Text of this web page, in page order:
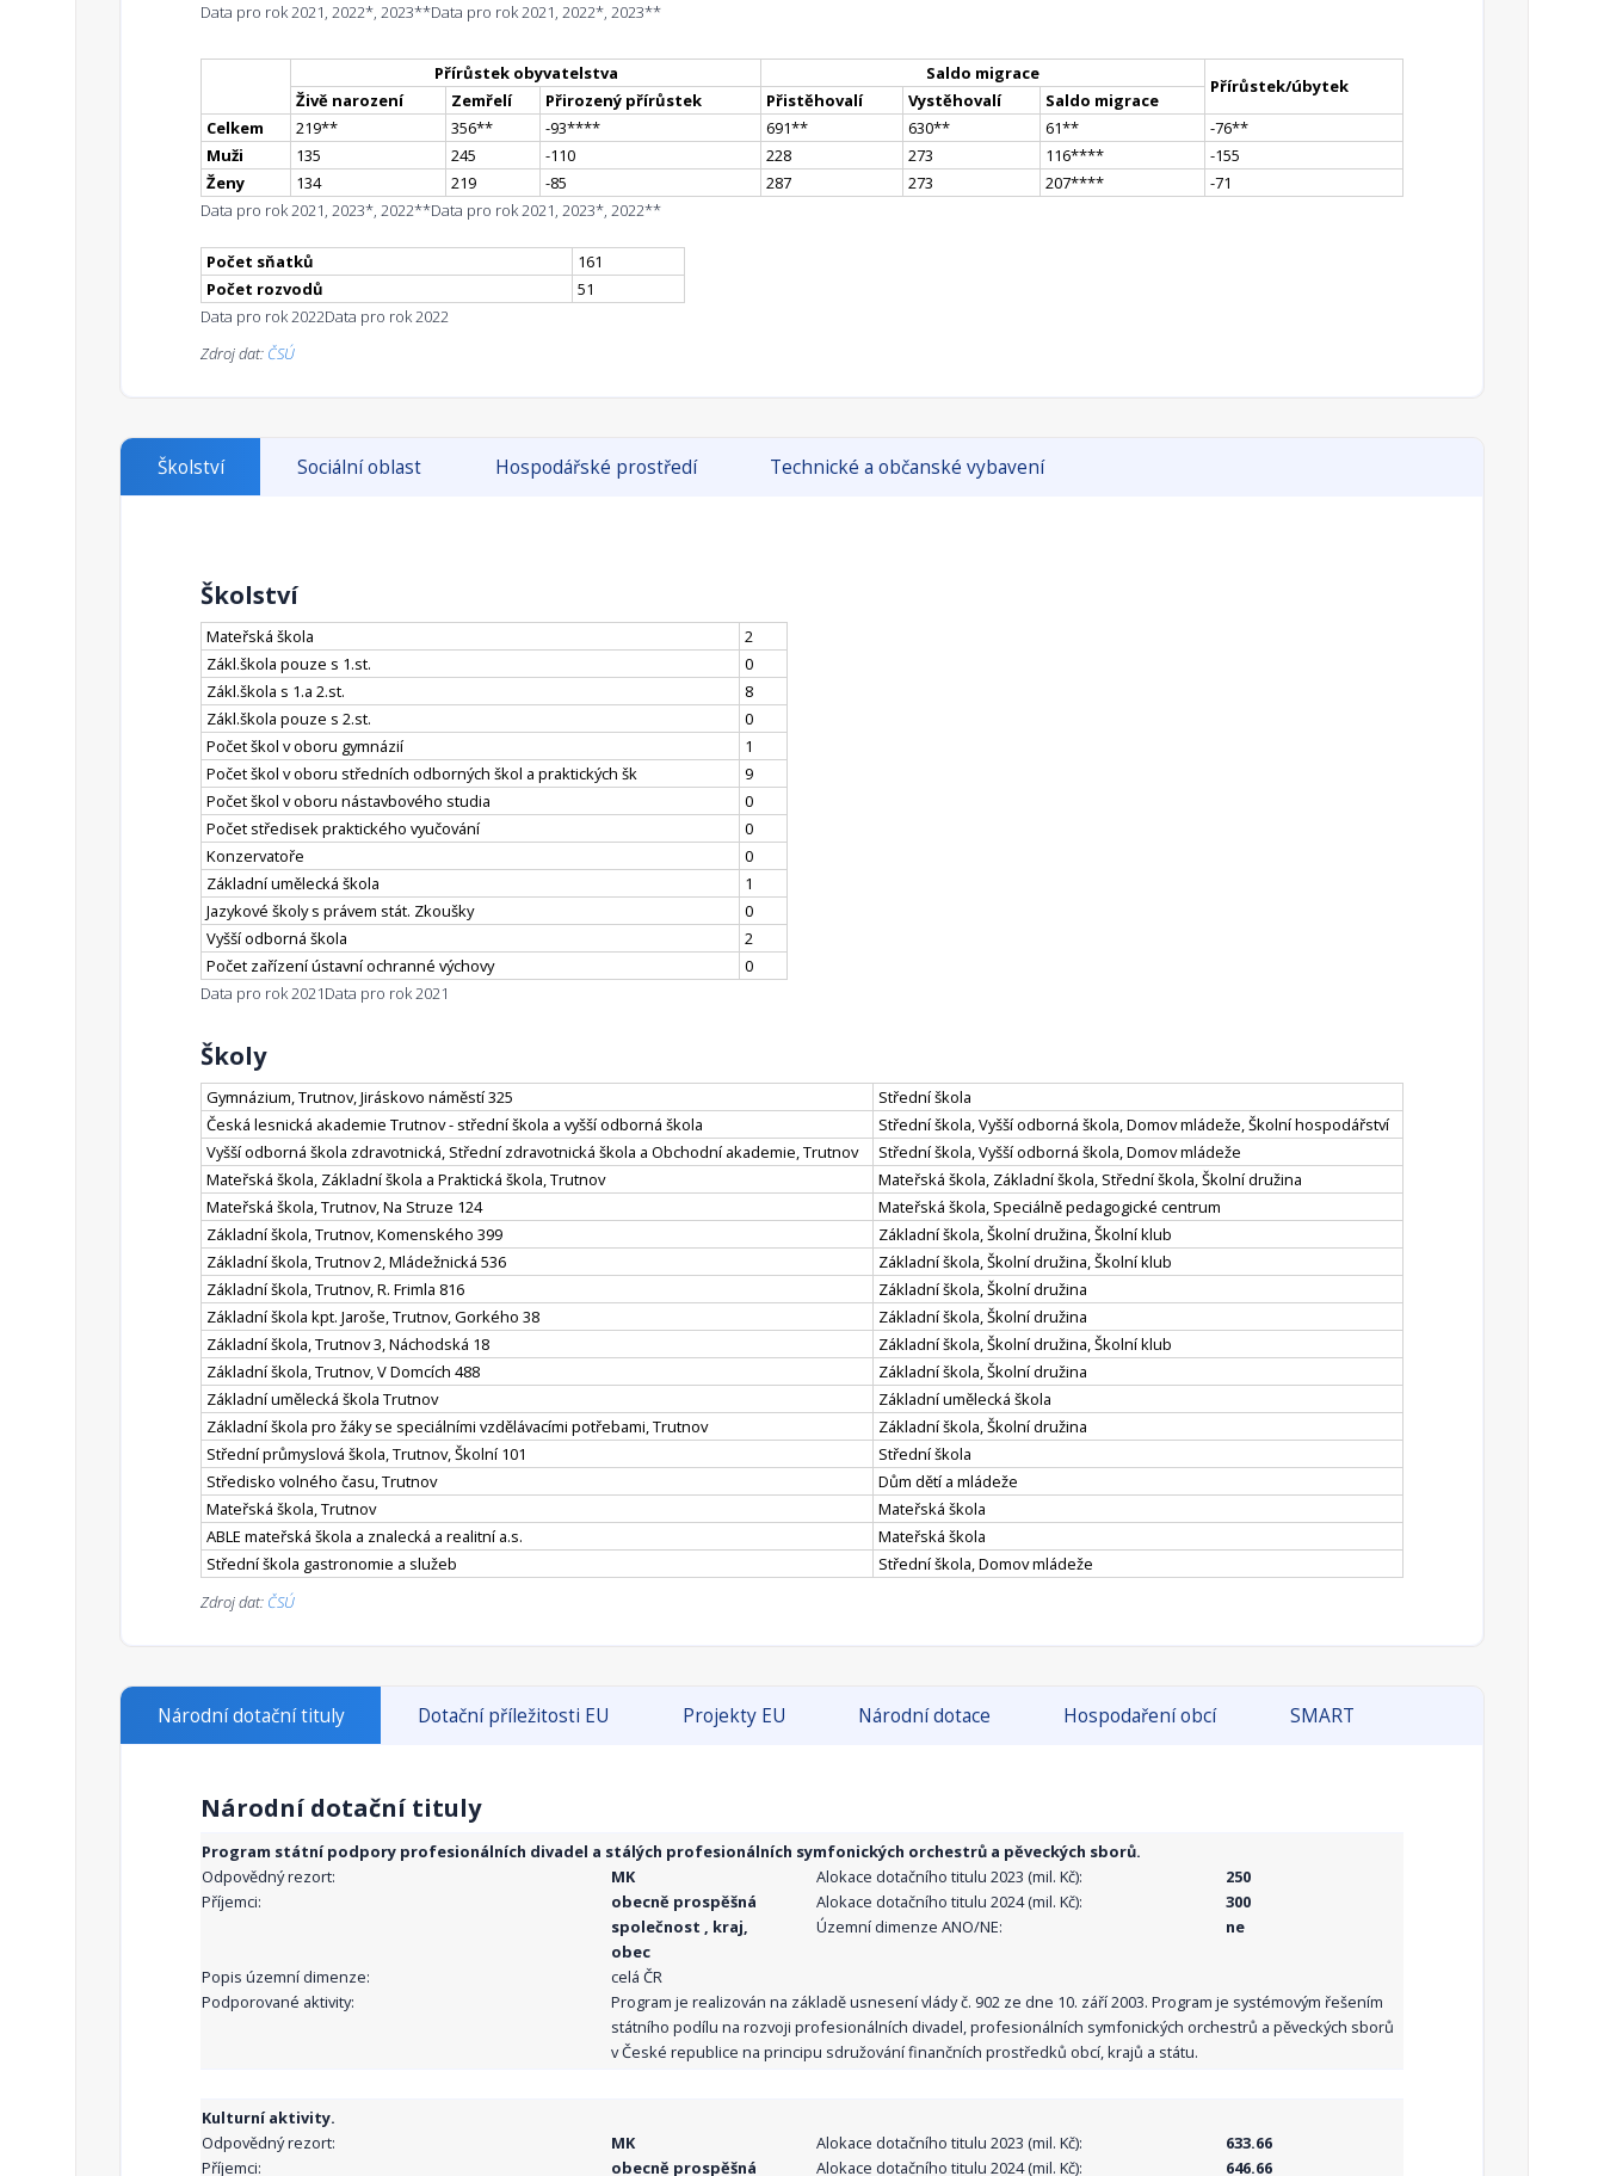
Data pro rok 2021, 2022*, 2023**Data pro rok 2021, 2022*, 2023**
Přírůstek obyvatelstva Saldo migrace
Přírůstek/úbytek
Živě narození Zemřelí Přirozený přírůstek Přistěhovalí Vystěhovalí
Saldo migrace
Celkem
219** 356** -93**** 691** 630** 61** -76**
Muži
135 245 -110 228 273 116****
-155
Ženy
134 219 -85 287 273 207****
-71
Data pro rok 2021, 2023*, 2022**Data pro rok 2021, 2023*, 2022**
Počet sňatků
161
Počet rozvodů
51
Data pro rok 2022Data pro rok 2022
Zdroj dat: ČSÚ
Školství Sociální oblast Hospodářské prostředí Technické a občanské vybavení
Školství
Mateřská škola
2
Zákl.škola pouze s 1.st.
0
Zákl.škola s 1.a 2.st.
8
Zákl.škola pouze s 2.st.
0
Počet škol v oboru gymnázií
1
Počet škol v oboru středních odborných škol a praktických šk
9
Počet škol v oboru nástavbového studia
0
Počet středisek praktického vyučování
0
Konzervatoře
0
Základní umělecká škola
1
Jazykové školy s právem stát. Zkoušky
0
Vyšší odborná škola
2
Počet zařízení ústavní ochranné výchovy
0
Data pro rok 2021Data pro rok 2021
Školy
Gymnázium, Trutnov, Jiráskovo náměstí 325
Střední škola
Česká lesnická akademie Trutnov - střední škola a vyšší odborná škola
Střední škola, Vyšší odborná škola, Domov mládeže, Školní hospodářství
Vyšší odborná škola zdravotnická, Střední zdravotnická škola a Obchodní akademie, Trutnov
Střední škola, Vyšší odborná škola, Domov mládeže
Mateřská škola, Základní škola a Praktická škola, Trutnov
Mateřská škola, Základní škola, Střední škola, Školní družina
Mateřská škola, Trutnov, Na Struze 124
Mateřská škola, Speciálně pedagogické centrum
Základní škola, Trutnov, Komenského 399
Základní škola, Školní družina, Školní klub
Základní škola, Trutnov 2, Mládežnická 536
Základní škola, Školní družina, Školní klub
Základní škola, Trutnov, R. Frimla 816
Základní škola, Školní družina
Základní škola kpt. Jaroše, Trutnov, Gorkého 38
Základní škola, Školní družina
Základní škola, Trutnov 3, Náchodská 18
Základní škola, Školní družina, Školní klub
Základní škola, Trutnov, V Domcích 488
Základní škola, Školní družina
Základní umělecká škola Trutnov
Základní umělecká škola
Základní škola pro žáky se speciálními vzdělávacími potřebami, Trutnov
Základní škola, Školní družina
Střední průmyslová škola, Trutnov, Školní 101
Střední škola
Středisko volného času, Trutnov
Dům dětí a mládeže
Mateřská škola, Trutnov
Mateřská škola
ABLE mateřská škola a znalecká a realitní a.s.
Mateřská škola
Střední škola gastronomie a služeb
Střední škola, Domov mládeže
Zdroj dat: ČSÚ
Národní dotační tituly Dotační příležitosti EU Projekty EU Národní dotace Hospodaření obcí SMART
Národní dotační tituly
Program státní podpory profesionálních divadel a stálých profesionálních symfonických orchestrů a pěveckých sborů.
Odpovědný rezort:
MK
Příjemci:
obecně prospěšná
společnost , kraj,
obec
Alokace dotačního titulu 2023 (mil. Kč):
250
Alokace dotačního titulu 2024 (mil. Kč):
300
Územní dimenze ANO/NE:
ne
Popis územní dimenze:
celá ČR
Podporované aktivity:
Program je realizován na základě usnesení vlády č. 902 ze dne 10. září 2003. Program je systémovým řešením
státního podílu na rozvoji profesionálních divadel, profesionálních symfonických orchestrů a pěveckých sborů
v České republice na principu sdružování finančních prostředků obcí, krajů a státu.
Kulturní aktivity.
Odpovědný rezort:
MK
Příjemci:
obecně prospěšná
Alokace dotačního titulu 2023 (mil. Kč):
633.66
Alokace dotačního titulu 2024 (mil. Kč):
646.66